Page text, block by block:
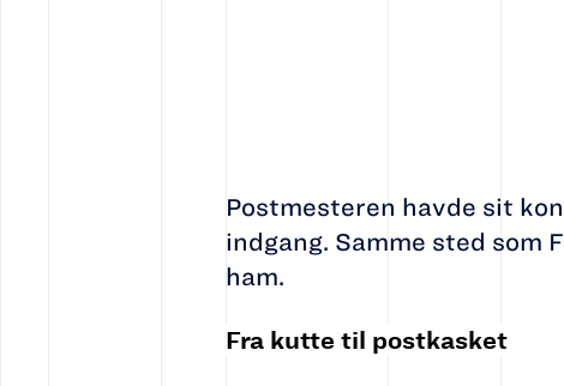
Postmesteren havde sit
indgang. Samme sted som
ham.
Fra kutte til postkasket